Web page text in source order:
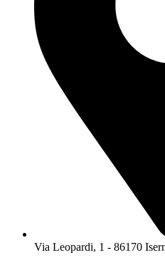
Via Leopardi, 1 - 86170